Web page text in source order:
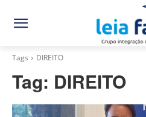
Tags DIREITO
Tag: DIREITO